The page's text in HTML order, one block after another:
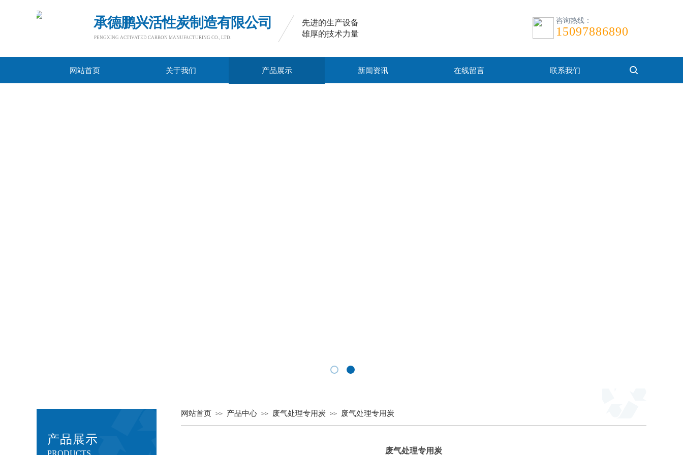
咨询热线：
PENGXING ACTIVATED CARBON MANUFACTURING CO., LTD.​​​
先进的生产设备
雄厚的技术力量
承德鹏兴活性炭制造有限公司
15097886890
网站首页 关于我们 产品展示 新闻资讯 在线留言 联系我们
产品展示
PRODUCTS
网站首页 >> 产品中心 >> 废气处理专用炭 >> 废气处理专用炭
废气处理专用炭